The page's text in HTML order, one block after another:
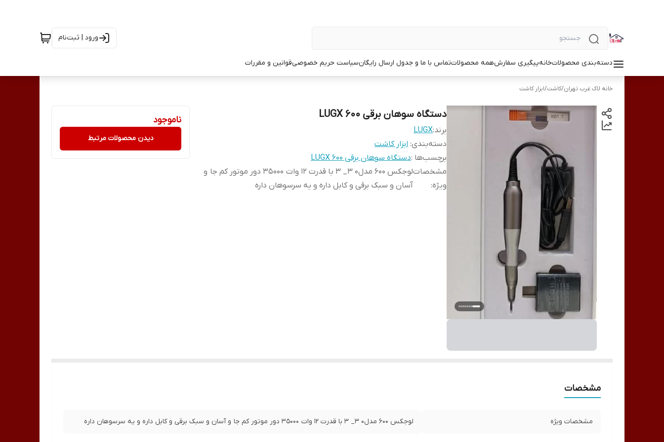
ورود | ثبت‌نام
دسته‌بندی محصولاتخانهپیگیری سفارشهمه محصولاتتماس با ما و جدول ارسال رایگانسیاست حریم خصوصیقوانین و مقررات
خانه لاک غرب تهران/کاشت/ابزار کاشت
دستگاه سوهان برقی 600 LUGX
برند:LUGX
دسته‌بندی: ابزار کاشت
برچسب‌ها :دستگاه سوهان برقی 600 LUGX
مشخصات
ویژه:
لوجکس 600 مدل0 3_ 3 با قدرت 12 وات 35000 دور موتور کم جا و
آسان و سبک برقی و کابل داره و یه سرسوهان داره
ناموجود
دیدن محصولات مرتبط
مشخصات
مشخصات ویژه لوجکس 600 مدل0 3_ 3 با قدرت 12 وات 35000 دور موتور کم جا و آسان و سبک برقی و کابل داره و یه سرسوهان داره